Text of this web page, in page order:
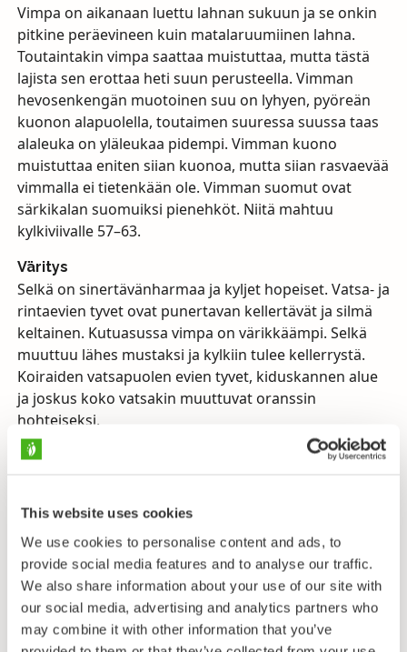
This website uses cookies
We use cookies to personalise content and ads, to
provide social media features and to analyse our traffic.
We also share information about your use of our site with
our social media, advertising and analytics partners who
may combine it with other information that you’ve
Vimpa on aikanaan luettu lahnan sukuun ja se onkin
pitkine peräevineen kuin matalaruumiinen lahna.
Toutaintakin vimpa saattaa muistuttaa, mutta tästä
lajista sen erottaa heti suun perusteella. Vimman
hevosenkengän muotoinen suu on lyhyen, pyöreän
kuonon alapuolella, toutaimen suuressa suussa taas
alaleuka on yläleukaa pidempi. Vimman kuono
muistuttaa eniten siian kuonoa, mutta siian rasvaevää
vimmalla ei tietenkään ole. Vimman suomut ovat
särkikalan suomuiksi pienehköt. Niitä mahtuu
kylkiviivalle 57–63.
Väritys
Selkä on sinertävänharmaa ja kyljet hopeiset. Vatsa- ja
rintaevien tyvet ovat punertavan kellertävät ja silmä
keltainen. Kutuasussa vimpa on värikkäämpi. Selkä
muuttuu lähes mustaksi ja kylkiin tulee kellerrystä.
Koiraiden vatsapuolen evien tyvet, kiduskannen alue
ja joskus koko vatsakin muuttuvat oranssin
hohteiseksi.
Kutu
voimakasvirtaiselle kivikko- tai sorapohjalle. Naaraat
laskevat munansa koiraiden valtaamille ja
puhdistamille reviireille yleensä kolmessa erässä.
Ravinto
Pohjaeläimet ja muiden kalojen mäti.